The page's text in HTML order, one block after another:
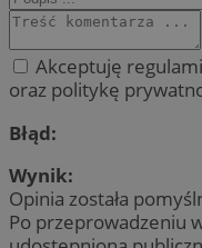
Akceptuję
oraz politykę
Błąd:
Wynik:
Opinia została
Po przeprowadzeniu